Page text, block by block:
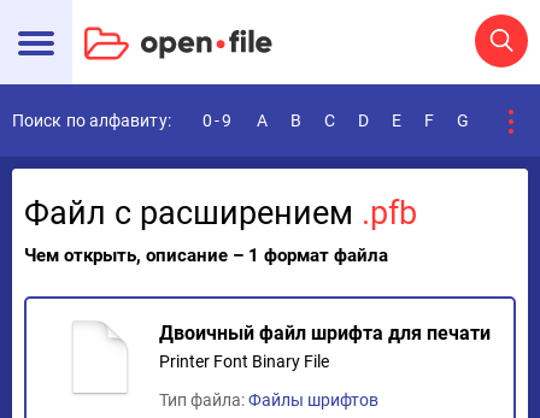
Поиск по алфавиту: 0-9 A B C D E F G
Файл с расширением .pfb
Чем открыть, описание – 1 формат файла
Двоичный файл шрифта для печати
Printer Font Binary File
Тип файла:Файлы шрифтов